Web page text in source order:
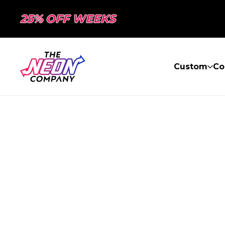
25% OFF WEEKS
Custom